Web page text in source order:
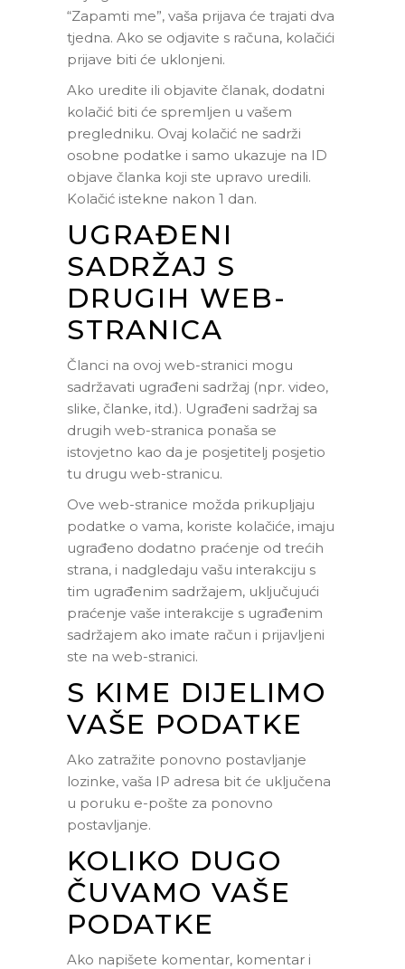
“Zapamti me”, vaša prijava će trajati dva
tjedna. Ako se odjavite s računa, kolačići
prijave biti će uklonjeni.
Ako uredite ili objavite članak, dodatni
kolačić biti će spremljen u vašem
pregledniku. Ovaj kolačić ne sadrži
osobne podatke i samo ukazuje na ID
objave članka koji ste upravo uredili.
Kolačić istekne nakon 1 dan.
UGRAĐENI
SADRŽAJ S
DRUGIH WEB-
STRANICA
Članci na ovoj web-stranici mogu
sadržavati ugrađeni sadržaj (npr. video,
slike, članke, itd.). Ugrađeni sadržaj sa
drugih web-stranica ponaša se
istovjetno kao da je posjetitelj posjetio
tu drugu web-stranicu.
Ove web-stranice možda prikupljaju
podatke o vama, koriste kolačiće, imaju
ugrađeno dodatno praćenje od trećih
strana, i nadgledaju vašu interakciju s
tim ugrađenim sadržajem, uključujući
praćenje vaše interakcije s ugrađenim
sadržajem ako imate račun i prijavljeni
ste na web-stranici.
S KIME DIJELIMO
VAŠE PODATKE
Ako zatražite ponovno postavljanje
lozinke, vaša IP adresa bit će uključena
u poruku e-pošte za ponovno
postavljanje.
KOLIKO DUGO
ČUVAMO VAŠE
PODATKE
Ako napišete komentar, komentar i